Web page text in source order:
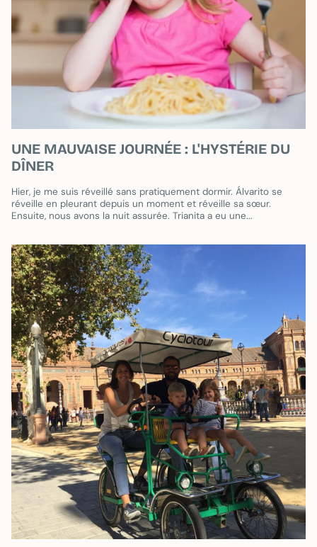
UNE MAUVAISE JOURNÉE : L'HYSTÉRIE DU
DÎNER
Hier, je me suis réveillé sans pratiquement dormir. Álvarito se
réveille en pleurant depuis un moment et réveille sa sœur.
Ensuite, nous avons la nuit assurée. Trianita a eu une...